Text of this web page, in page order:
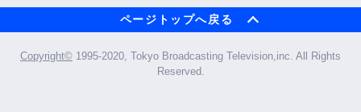
ページトップへ戻る
Copyright©︎ 1995-2020, Tokyo Broadcasting Television,inc. All Rights
Reserved.